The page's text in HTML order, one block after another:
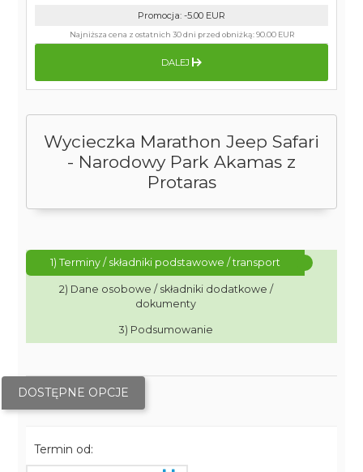
Wycieczka Marathon Jeep Safari
- Narodowy Park Akamas z
Protaras
1) Terminy / składniki podstawowe / transport
2) Dane osobowe / składniki dodatkowe /
dokumenty
3) Podsumowanie
DOSTĘPNE OPCJE
Termin od:
Promocja: -5.00 EUR
Najniższa cena z ostatnich 30 dni przed obniżką:90.00 EUR
DALEJ